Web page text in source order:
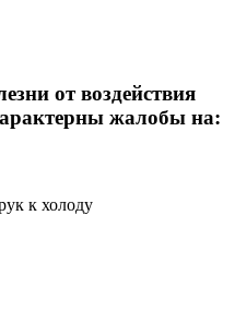
от воздействия
жалобы на:
к холоду